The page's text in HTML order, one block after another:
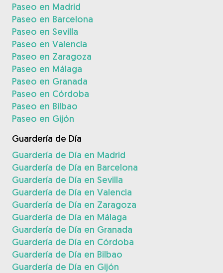
Paseo en Madrid
Paseo en Barcelona
Paseo en Sevilla
Paseo en Valencia
Paseo en Zaragoza
Paseo en Málaga
Paseo en Granada
Paseo en Córdoba
Paseo en Bilbao
Paseo en Gijón
Guardería de Día
Guardería de Día en Madrid
Guardería de Día en Barcelona
Guardería de Día en Sevilla
Guardería de Día en Valencia
Guardería de Día en Zaragoza
Guardería de Día en Málaga
Guardería de Día en Granada
Guardería de Día en Córdoba
Guardería de Día en Bilbao
Guardería de Día en Gijón